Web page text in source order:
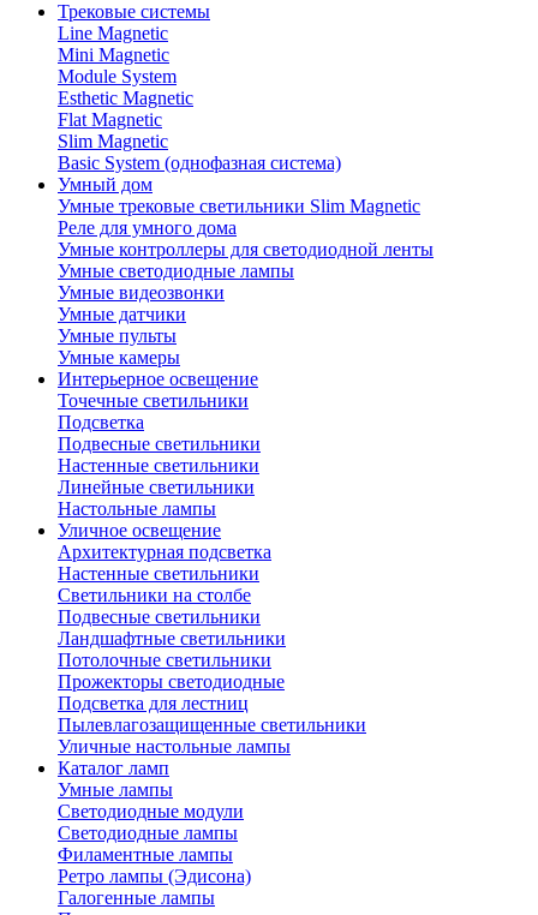
Трековые системы
Line Magnetic
Mini Magnetic
Module System
Esthetic Magnetic
Flat Magnetic
Slim Magnetic
Basic System (однофазная система)
Умный дом
Умные трековые светильники Slim Magnetic
Реле для умного дома
Умные контроллеры для светодиодной ленты
Умные светодиодные лампы
Умные видеозвонки
Умные датчики
Умные пульты
Умные камеры
Интерьерное освещение
Точечные светильники
Подсветка
Подвесные светильники
Настенные светильники
Линейные светильники
Настольные лампы
Уличное освещение
Архитектурная подсветка
Настенные светильники
Светильники на столбе
Подвесные светильники
Ландшафтные светильники
Потолочные светильники
Прожекторы светодиодные
Подсветка для лестниц
Пылевлагозащищенные светильники
Уличные настольные лампы
Каталог ламп
Умные лампы
Светодиодные модули
Светодиодные лампы
Филаментные лампы
Ретро лампы (Эдисона)
Галогенные лампы